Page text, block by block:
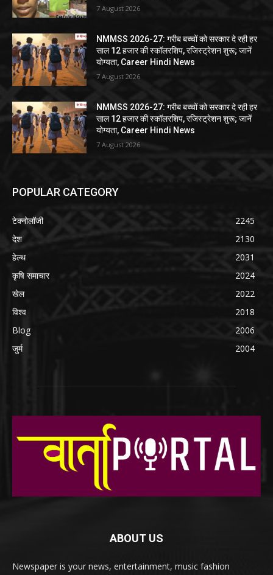
7 August 2026
NMMSS 2026-27: गरीब बच्चों को सरकार दे रही हर
साल 12 हजार की स्कॉलरशिप, रजिस्ट्रेशन शुरू; जानें
योग्यता, Career Hindi News
7 August 2026
NMMSS 2026-27: गरीब बच्चों को सरकार दे रही हर
साल 12 हजार की स्कॉलरशिप, रजिस्ट्रेशन शुरू; जानें
योग्यता, Career Hindi News
7 August 2026
POPULAR CATEGORY
टेक्नोलॉजी
2245
देश
2130
हेल्थ
2031
कृषि समाचार
2024
खेल
2022
विश्व
2018
Blog
2006
जुर्म
2004
ABOUT US
Newspaper is your news, entertainment, music fashion